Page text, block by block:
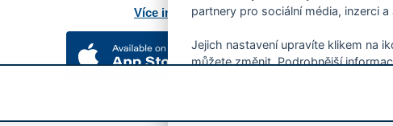
Více informací o aplikaci
partnery pro sociální média, inzerci a
Jejich nastavení upravíte klikem na
můžete změnit. Podrobnější